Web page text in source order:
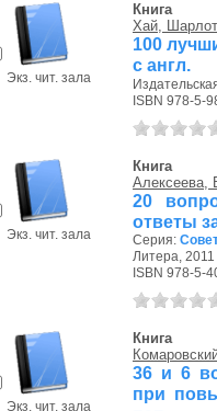
Экз. чит. зала
Книга
Хай,
100
с англ.
ISBN 978-5-
Экз. чит. зала
Книга
Алексеева,
20
ответы
Серия:
Литера, 2011
ISBN 978-5-
Экз. чит. зала
Книга
36 и 6
при